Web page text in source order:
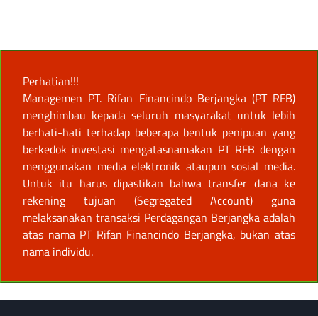
Perhatian!!!
Managemen PT. Rifan Financindo Berjangka (PT RFB)
menghimbau kepada seluruh masyarakat untuk lebih
berhati-hati terhadap beberapa bentuk penipuan yang
berkedok investasi mengatasnamakan PT RFB dengan
menggunakan media elektronik ataupun sosial media.
Untuk itu harus dipastikan bahwa transfer dana ke
rekening tujuan (Segregated Account) guna
melaksanakan transaksi Perdagangan Berjangka adalah
atas nama PT Rifan Financindo Berjangka, bukan atas
nama individu.